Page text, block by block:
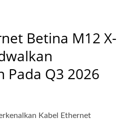
Betina M12 X-
Pada Q3 2026
Kabel Ethernet